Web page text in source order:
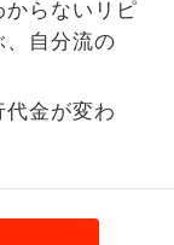
からないリピ
、自分流の
代金が変わ
いただけるコー
金がかからない
だけるコースで